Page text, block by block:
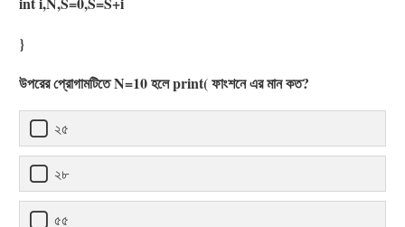
}
উপরের প্রোগামটিতে N=10 হলে print( ফাংশনে এর মান কত?
২৫
২৮
৫৫